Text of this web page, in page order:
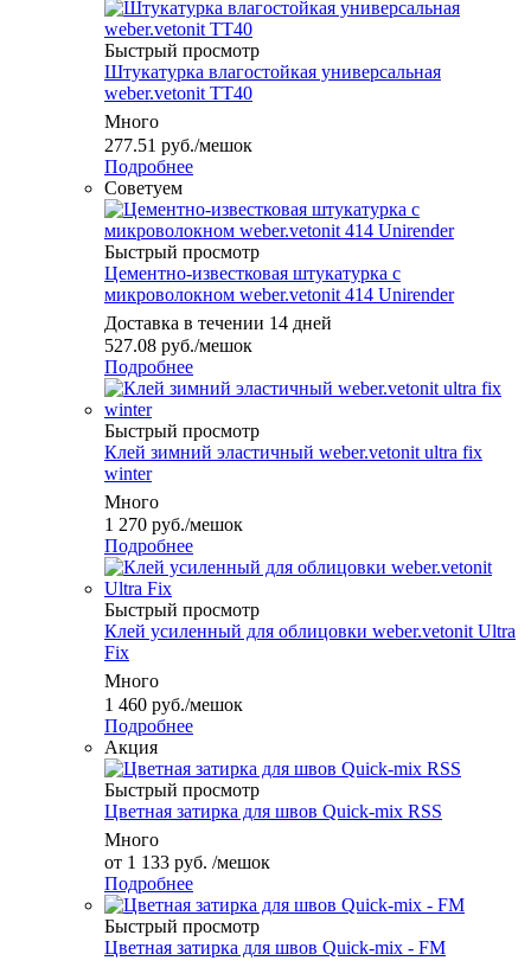
Быстрый просмотр
Штукатурка влагостойкая универсальная
weber.vetonit TT40
Много
277.51 руб./мешок
Подробнее
Советуем
Быстрый просмотр
Цементно-известковая штукатурка с
микроволокном weber.vetonit 414 Unirender
Доставка в течении 14 дней
527.08 руб./мешок
Подробнее
Быстрый просмотр
Клей зимний эластичный weber.vetonit ultra fix
winter
Много
1 270 руб./мешок
Подробнее
Быстрый просмотр
Клей усиленный для облицовки weber.vetonit Ultra
Fix
Много
1 460 руб./мешок
Подробнее
Акция
Быстрый просмотр
Цветная затирка для швов Quick-mix RSS
Много
от 1 133 руб. /мешок
Подробнее
Быстрый просмотр
Цветная затирка для швов Quick-mix - FM